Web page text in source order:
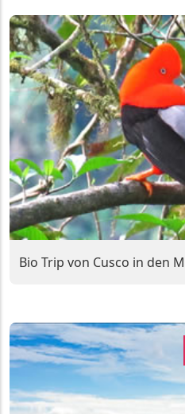
Bio Trip von Cusco in den